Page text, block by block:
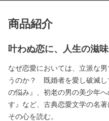
商品紹介
叶わぬ恋に、人生の滋
なぜ恋愛においては、立派な
うのか？ 既婚者を愛し破滅し
の悩み』、初老の男の美少年
す』など、古典恋愛文学の名
その心を読む。